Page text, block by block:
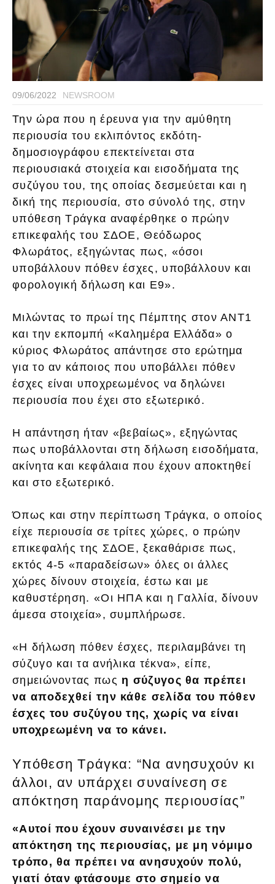
09/06/2022 NEWSROOM
Την ώρα που η έρευνα για την αμύθητη
περιουσία του εκλιπόντος εκδότη-
δημοσιογράφου επεκτείνεται στα
περιουσιακά στοιχεία και εισοδήματα της
συζύγου του, της οποίας δεσμεύεται και η
δική της περιουσία, στο σύνολό της, στην
υπόθεση Τράγκα αναφέρθηκε ο πρώην
επικεφαλής του ΣΔΟΕ, Θεόδωρος
Φλωράτος, εξηγώντας πως, «όσοι
υποβάλλουν πόθεν έσχες, υποβάλλουν και
φορολογική δήλωση και Ε9».
Μιλώντας το πρωί της Πέμπτης στον ΑΝΤ1
και την εκπομπή «Καλημέρα Ελλάδα» ο
κύριος Φλωράτος απάντησε στο ερώτημα
για το αν κάποιος που υποβάλλει πόθεν
έσχες είναι υποχρεωμένος να δηλώνει
περιουσία που έχει στο εξωτερικό.
Η απάντηση ήταν «βεβαίως», εξηγώντας
πως υποβάλλονται στη δήλωση εισοδήματα,
ακίνητα και κεφάλαια που έχουν αποκτηθεί
και στο εξωτερικό.
Όπως και στην περίπτωση Τράγκα, ο οποίος
είχε περιουσία σε τρίτες χώρες, ο πρώην
επικεφαλής της ΣΔΟΕ, ξεκαθάρισε πως,
εκτός 4-5 «παραδείσων» όλες οι άλλες
χώρες δίνουν στοιχεία, έστω και με
καθυστέρηση. «Οι ΗΠΑ και η Γαλλία, δίνουν
άμεσα στοιχεία», συμπλήρωσε.
«Η δήλωση πόθεν έσχες, περιλαμβάνει τη
σύζυγο και τα ανήλικα τέκνα», είπε,
σημειώνοντας πως η σύζυγος θα πρέπει
να αποδεχθεί την κάθε σελίδα του πόθεν
έσχες του συζύγου της, χωρίς να είναι
υποχρεωμένη να το κάνει.
Υπόθεση Τράγκα: “Να ανησυχούν κι
άλλοι, αν υπάρχει συναίνεση σε
απόκτηση παράνομης περιουσίας”
«Αυτοί που έχουν συναινέσει με την
απόκτηση της περιουσίας, με μη νόμιμο
τρόπο, θα πρέπει να ανησυχούν πολύ,
γιατί όταν φτάσουμε στο σημείο να